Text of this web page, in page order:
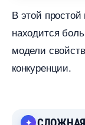
этой простой
находится
модели
конкуренции.